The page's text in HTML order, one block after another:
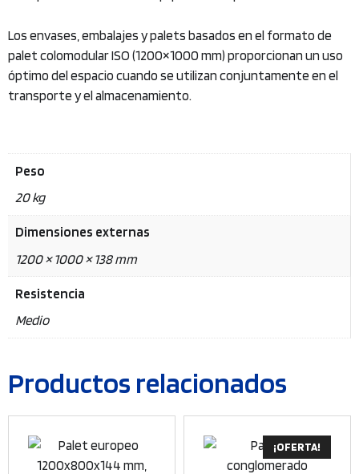
Los envases, embalajes y palets basados en el formato de
palet colomodular ISO (1200×1000 mm) proporcionan un uso
óptimo del espacio cuando se utilizan conjuntamente en el
transporte y el almacenamiento.
Peso
20 kg
Dimensiones externas
1200 × 1000 × 138 mm
Resistencia
Medio
Productos relacionados
¡OFERTA!
Este
producto